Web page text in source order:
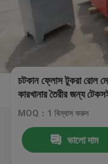
চটকান ফ্লোস টুকরা রোল
কারখানার তৈরীর জন্য
MOQ：1 বিন্যাস করুন
ভালো দাম